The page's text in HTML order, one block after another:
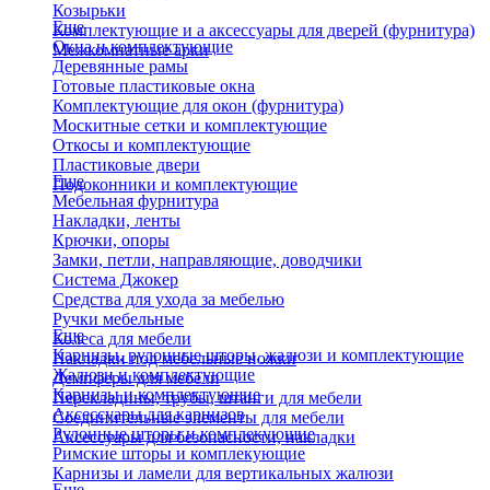
Козырьки
Комплектующие и а аксессуары для дверей (фурнитура)
Межкомнатные арки
Еще
Окна и комплектующие
Деревянные рамы
Готовые пластиковые окна
Комплектующие для окон (фурнитура)
Москитные сетки и комплектующие
Откосы и комплектующие
Пластиковые двери
Подоконники и комплектующие
Еще
Мебельная фурнитура
Накладки, ленты
Крючки, опоры
Замки, петли, направляющие, доводчики
Система Джокер
Средства для ухода за мебелью
Ручки мебельные
Колеса для мебели
Накладки под мебельные ножки
Демпферы для мебели
Перекладины, трубы, штанги для мебели
Соединительные элементы для мебели
Аксессуары для безопасности, накладки
Еще
Карнизы, рулонные шторы, жалюзи и комплектующие
Жалюзи и комплектующие
Карнизы и комплектующие
Аксессуары для карнизов
Рулонные шторы и комплекующие
Римские шторы и комплекующие
Карнизы и ламели для вертикальных жалюзи